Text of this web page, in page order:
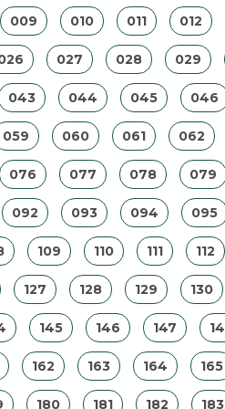
009 010 011 012
027 028 029
043 044 045 046
059 060 061 062
076 077 078 079
092 093 094 095
109 110 111 112
127 128 129 130
145 146 147
162 163 164 165
180 181 182 183